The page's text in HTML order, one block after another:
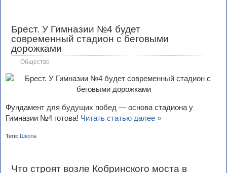
Брест. У Гимназии №4 будет
современный стадион с беговыми
дорожками
Общество
Фундамент для будущих побед — основа стадиона у
Гимназии №4 готова! Читать статью далее »
Теги: Школа
Что строят возле Кобринского моста в